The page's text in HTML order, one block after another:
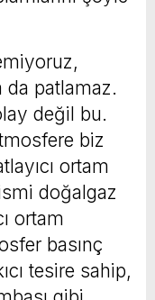
da patlamaz.
değil bu.
biz
ortam
doğalgaz
ortam
basınç
tesire sahip,